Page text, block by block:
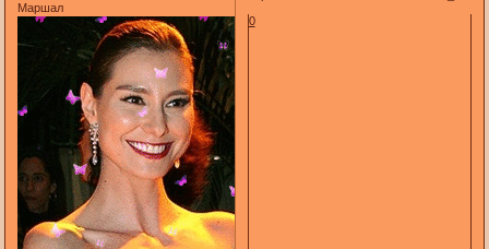
Маршал
0